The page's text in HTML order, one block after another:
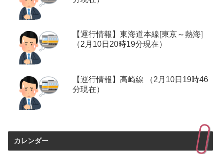
【運行情報】東海道本線[東京～熱海]
（2月10日20時19分現在）
【運行情報】高崎線 （2月10日19時46
分現在）
カレンダー